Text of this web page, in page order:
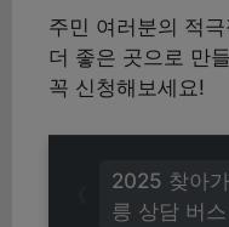
주민 여러분의 적
더 좋은 곳으로 만
꼭 신청해보세요!
2025 찾아
릉 상담 버